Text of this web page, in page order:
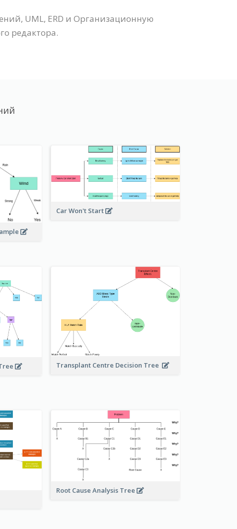
UML, ERD и Организационную
редактора.
Car Won't Start
Transplant Centre Decision Tree
Root Cause Analysis Tree